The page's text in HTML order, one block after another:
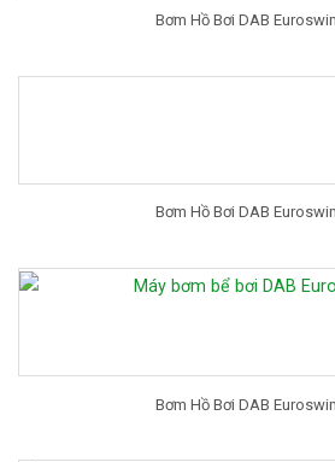
Bơm Hồ Bơi DAB
Bơm Hồ Bơi DAB
Bơm Hồ Bơi DAB